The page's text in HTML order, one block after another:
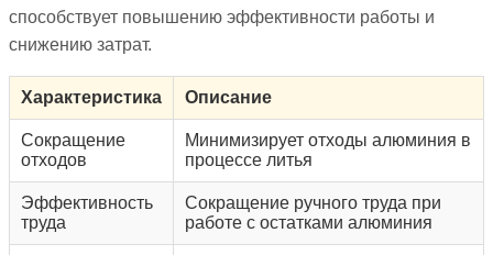
способствует повышению эффективности работы и
снижению затрат.
Характеристика Описание
Сокращение
отходов
Минимизирует отходы алюминия в
процессе литья
Эффективность
труда
Сокращение ручного труда при
работе с остатками алюминия